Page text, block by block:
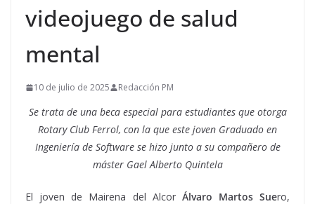
videojuego de salud
mental
10 de julio de 2025 Redacción PM
Se trata de una beca especial para estudiantes que otorga
Rotary Club Ferrol, con la que este joven Graduado en
Ingeniería de Software se hizo junto a su compañero de
máster Gael Alberto Quintela
El joven de Mairena del Alcor Álvaro Martos Suero,